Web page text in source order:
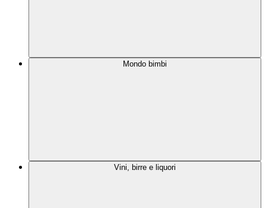
Mondo bimbi
Vini, birre e liquori